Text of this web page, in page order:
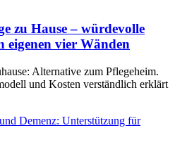
zu Hause – würdevolle
eigenen vier Wänden
Alternative zum Pflegeheim.
und Kosten verständlich erklärt